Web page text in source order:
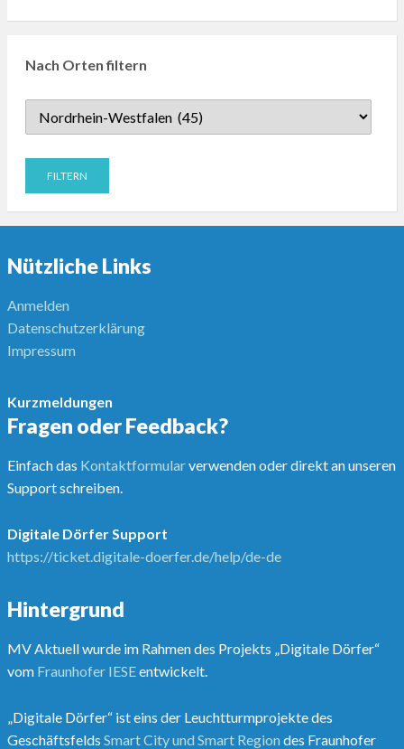
Nach Orten filtern
Nützliche Links
Anmelden
Datenschutzerklärung
Impressum
Kurzmeldungen
Fragen oder Feedback?
Einfach das Kontaktformularverwenden oder direkt an unseren
Support schreiben.
Digitale Dörfer Support
https://ticket.digitale-doerfer.de/help/de-de
Hintergrund
MV Aktuell wurde im Rahmen des Projekts „Digitale Dörfer“
vom Fraunhofer IESEentwickelt.
„Digitale Dörfer“ ist eins der Leuchtturmprojekte des
Geschäftsfelds Smart City und Smart Region des Fraunhofer